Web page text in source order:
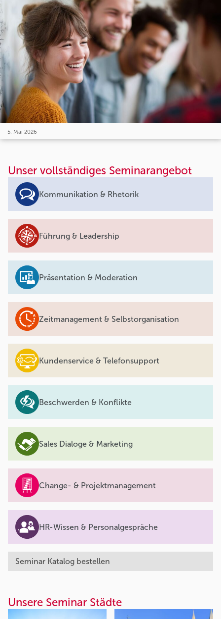
5. Mai 2026
Unser vollständiges Seminarangebot
Kommunikation & Rhetorik
Führung & Leadership
Präsentation & Moderation
Zeitmanagement & Selbstorganisation
Kundenservice & Telefonsupport
Beschwerden & Konflikte
Sales Dialoge & Marketing
Change- & Projektmanagement
HR-Wissen & Personalgespräche
Seminar Katalog bestellen
Unsere Seminar Städte